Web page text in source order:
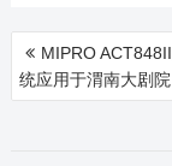
文
章
导
MIPRO
统应用于渭南大剧院